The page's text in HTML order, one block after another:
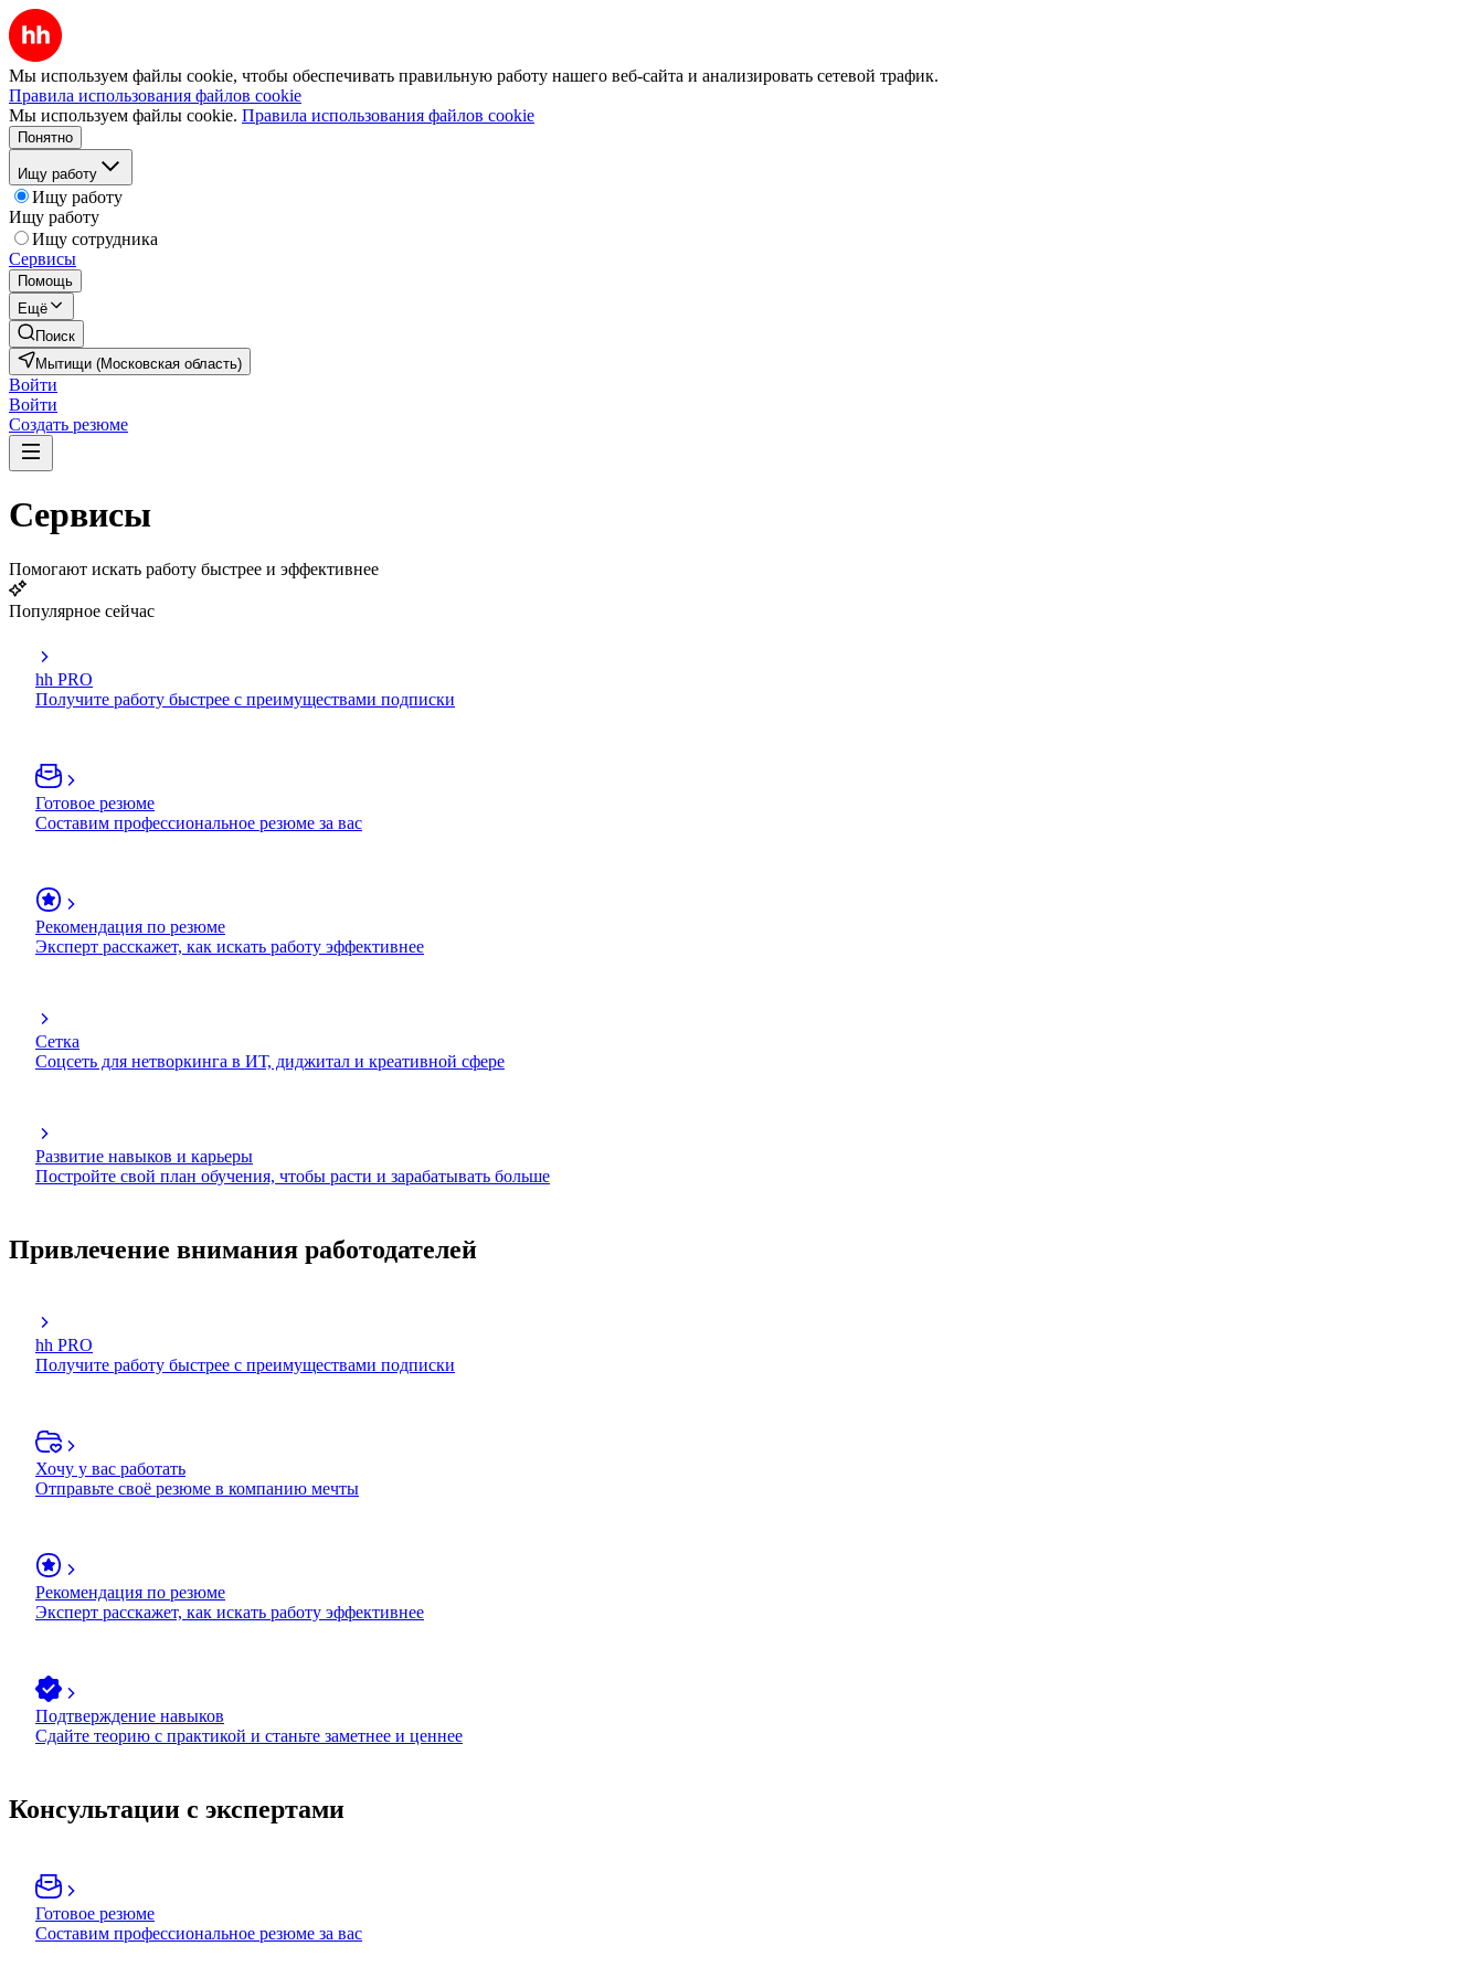
Мы используем файлы cookie, чтобы обеспечивать правильную работу нашего веб-сайта и анализировать сетевой трафик.
Правила использования файлов cookie
Мы используем файлы cookie. Правила использования файлов cookie
Понятно
Ищу работу
Ищу работу
Ищу работу
Ищу сотрудника
Сервисы
Помощь
Ещё
Поиск
Мытищи (Московская область)
Войти
Войти
Создать резюме
Сервисы
Помогают искать работу быстрее и эффективнее
Популярное сейчас
hh PRO
Получите работу быстрее с преимуществами подписки
Готовое резюме
Составим профессиональное резюме за вас
Рекомендация по резюме
Эксперт расскажет, как искать работу эффективнее
Сетка
Соцсеть для нетворкинга в ИТ, диджитал и креативной сфере
Развитие навыков и карьеры
Постройте свой план обучения, чтобы расти и зарабатывать больше
Привлечение внимания работодателей
hh PRO
Получите работу быстрее с преимуществами подписки
Хочу у вас работать
Отправьте своё резюме в компанию мечты
Рекомендация по резюме
Эксперт расскажет, как искать работу эффективнее
Подтверждение навыков
Сдайте теорию с практикой и станьте заметнее и ценнее
Консультации с экспертами
Готовое резюме
Составим профессиональное резюме за вас